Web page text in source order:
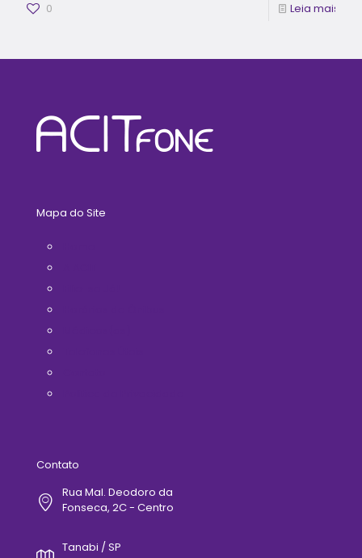
0 Leia mais
Mapa do Site
Contato
Rua Mal. Deodoro da
Fonseca, 2C - Centro
Tanabi / SP